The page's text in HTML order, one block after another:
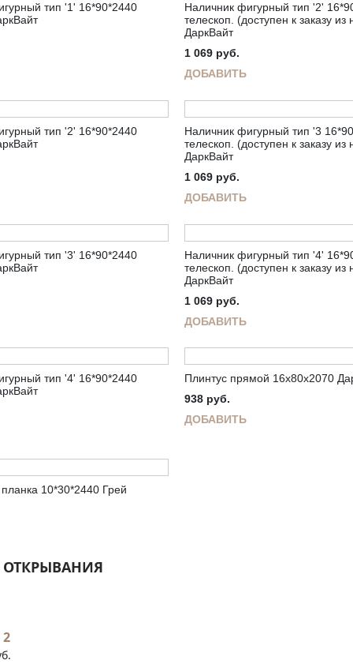
тип '1' 16*90*2440
Наличник фигурный тип '2'
телескоп. (доступен к заказу из
ДаркВайт
1 069 руб.
ДОБАВИТЬ
тип '2' 16*90*2440
Наличник фигурный тип '3
телескоп. (доступен к заказу из
ДаркВайт
1 069 руб.
ДОБАВИТЬ
тип '3' 16*90*2440
Наличник фигурный тип '4'
телескоп. (доступен к заказу из
ДаркВайт
1 069 руб.
ДОБАВИТЬ
тип '4' 16*90*2440
Плинтус прямой 16х80х2070
938 руб.
ДОБАВИТЬ
10*30*2440 Грей